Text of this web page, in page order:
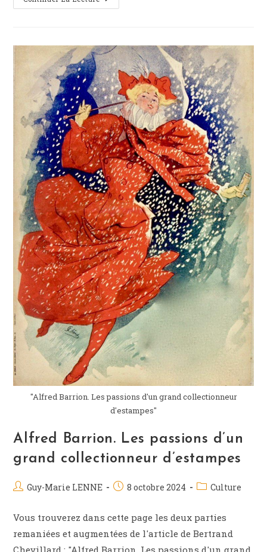
"Alfred Barrion. Les passions d'un grand collectionneur
d'estampes"
Alfred Barrion. Les passions d’un
grand collectionneur d’estampes
Guy-Marie LENNE 8 octobre 2024 Culture
Vous trouverez dans cette page les deux parties
remaniées et augmentées de l'article de Bertrand
Chevillard : "Alfred Barrion. Les passions d'un grand